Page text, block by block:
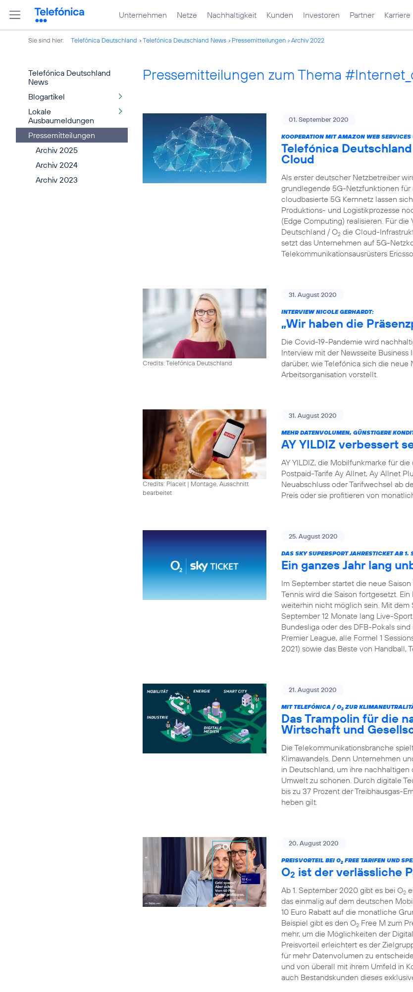
Unternehmen Netze Nachhaltigkeit Kunden Investoren Partner Karriere
Sie sind hier: Telefónica Deutschland Telefónica Deutschland News Pressemitteilungen Archiv 2022
Telefónica Deutschland
News
Blogartikel
Lokale
Ausbaumeldungen
Pressemitteilungen
Archiv 2025
Archiv 2024
Archiv 2023
Pressemitteilungen zum Thema
01. September 2020
KOOPERATION MIT AMAZON WEB
Telefónica
Cloud
Als erster deutscher Netzbetreiber
grundlegende 5G-Netzfunktionen für
cloudbasierte 5G Kernnetz lassen
Produktions- und Logistikprozesse
(Edge Computing) realisieren. Für
Deutschland / O2 die Cloud-
setzt das Unternehmen auf 5G-
Telekommunikationsausrüsters
Credits: Telefónica Deutschland
31. August 2020
INTERVIEW NICOLE GERHARDT:
„Wir haben die
Die Covid-19-Pandemie wird
Interview mit der Newsseite
darüber, wie Telefónica sich die
Arbeitsorganisation vorstellt.
Credits: Placeit | Montage, Ausschnitt
bearbeitet
31. August 2020
MEHR DATENVOLUMEN, GÜNSTIGERE
AY YILDIZ verbessert
AY YILDIZ, die Mobilfunkmarke für
Postpaid-Tarife Ay Allnet, Ay Allnet
Neuabschluss oder Tarifwechsel ab
Preis oder sie profitieren von
25. August 2020
DAS SKY SUPERSPORT JAHRESTICKET AB 1.
Ein ganzes Jahr lang
Im September startet die neue
Tennis wird die Saison fortgesetzt.
weiterhin nicht möglich sein. Mit
September 12 Monate lang Live-
Bundesliga oder des DFB-Pokals
Premier League, alle Formel 1
2021) sowie das Beste von Handball,
21. August 2020
MIT TELEFÓNICA / O2 ZUR
Das Trampolin für die
Wirtschaft und
Die Telekommunikationsbranche
Klimawandels. Denn Unternehmen
in Deutschland, um ihre
Umwelt zu schonen. Durch digitale
bis zu 37 Prozent der Treibhausgas-
heben gilt.
20. August 2020
PREISVORTEIL BEI O2 FREE TARIFEN UND
O2 ist der verlässliche
Ab 1. September 2020 gibt es bei O2
das einmalig auf dem deutschen
10 Euro Rabatt auf die monatliche
Beispiel gibt es den O2 Free M zum
mehr, um die Möglichkeiten der
Preisvorteil erleichtert es der
für mehr Datenvolumen zu
und von überall mit ihrem Umfeld in
auch Bestandskunden dieses